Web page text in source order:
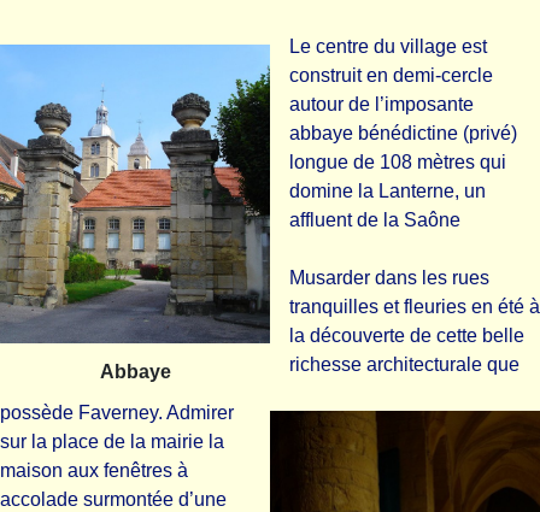
Abbaye
Le centre du village est
construit en demi-cercle
autour de l’imposante
abbaye bénédictine (privé)
longue de 108 mètres qui
domine la Lanterne, un
affluent de la Saône
Musarder dans les rues
tranquilles et fleuries en été à
la découverte de cette belle
richesse architecturale que
possède Faverney. Admirer
sur la place de la mairie la
maison aux fenêtres à
accolade surmontée d’une